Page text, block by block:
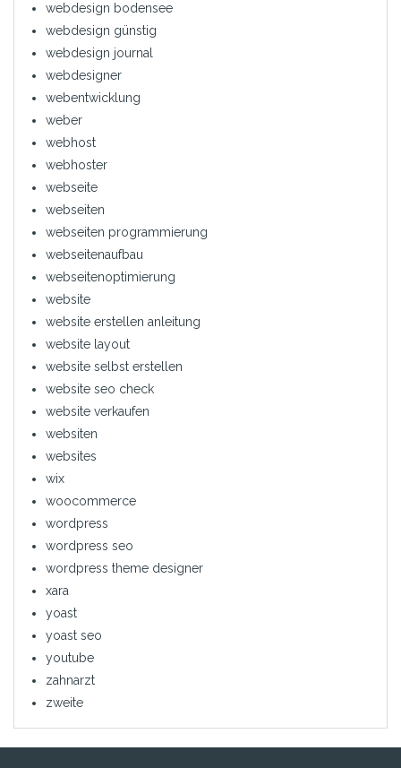
webdesign bodensee
webdesign günstig
webdesign journal
webdesigner
webentwicklung
weber
webhost
webhoster
webseite
webseiten
webseiten programmierung
webseitenaufbau
webseitenoptimierung
website
website erstellen anleitung
website layout
website selbst erstellen
website seo check
website verkaufen
websiten
websites
wix
woocommerce
wordpress
wordpress seo
wordpress theme designer
xara
yoast
yoast seo
youtube
zahnarzt
zweite